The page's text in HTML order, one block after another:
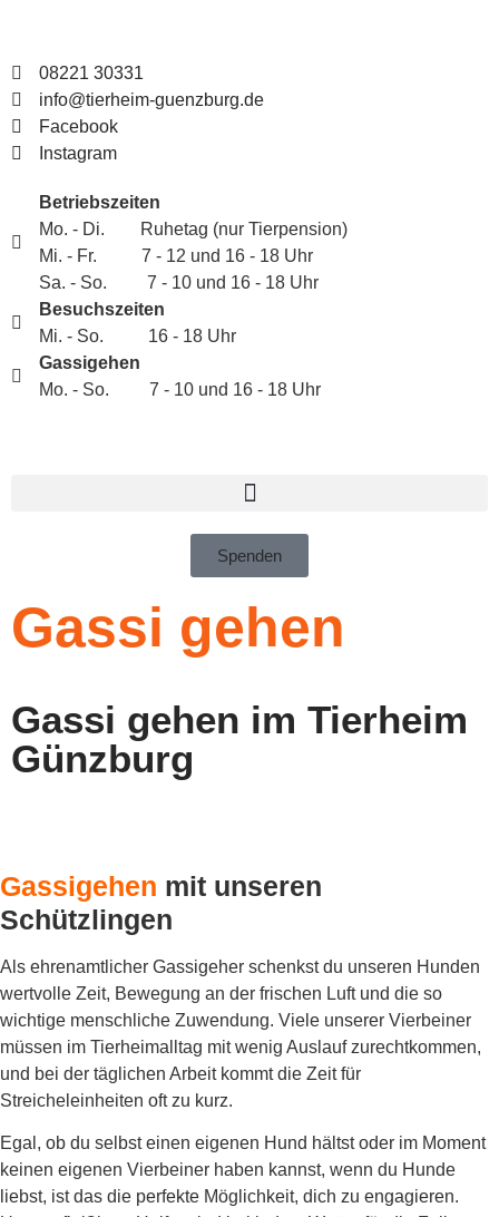
08221 30331
info@tierheim-guenzburg.de
Facebook
Instagram
Betriebszeiten
Mo. - Di. Ruhetag (nur Tierpension)
Mi. - Fr. 7 - 12 und 16 - 18 Uhr
Sa. - So. 7 - 10 und 16 - 18 Uhr
Besuchszeiten
Mi. - So. 16 - 18 Uhr
Gassigehen
Mo. - So. 7 - 10 und 16 - 18 Uhr
Spenden
Gassi gehen
Gassi gehen im Tierheim
Günzburg
Gassigehen mit unseren
Schützlingen
Als ehrenamtlicher Gassigeher schenkst du unseren Hunden
wertvolle Zeit, Bewegung an der frischen Luft und die so
wichtige menschliche Zuwendung. Viele unserer Vierbeiner
müssen im Tierheimalltag mit wenig Auslauf zurechtkommen,
und bei der täglichen Arbeit kommt die Zeit für
Streicheleinheiten oft zu kurz.
Egal, ob du selbst einen eigenen Hund hältst oder im Moment
keinen eigenen Vierbeiner haben kannst, wenn du Hunde
liebst, ist das die perfekte Möglichkeit, dich zu engagieren.